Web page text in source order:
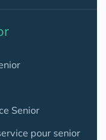
Senior
pour senior